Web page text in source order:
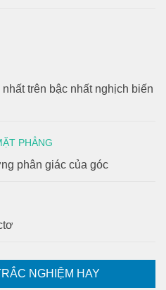
trên bậc nhất nghịch biến
PHẲNG
phân giác của góc
NGHIỆM HAY